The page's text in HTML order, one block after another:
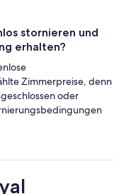
stornieren und
erhalten?
Zimmerpreise, denn
oder